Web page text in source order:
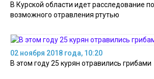
В Курской области идет расследование
возможного отравления ртутью
02 ноября 2018 года, 10:20
В этом году 25 курян отравились грибами